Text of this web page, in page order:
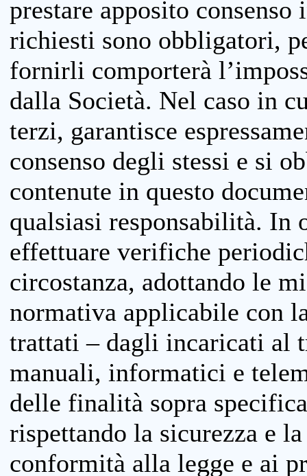
prestare apposito
richiesti sono obbligatori,
fornirli comporterà
dalla Società. Nel caso in
terzi, garantisce
consenso degli stessi e si
contenute in questo
qualsiasi responsabilità. In
effettuare verifiche
circostanza, adottando le
normativa applicabile con
trattati – dagli incaricati al
manuali, informatici e
delle finalità sopra
rispettando la sicurezza e
conformità alla legge e ai